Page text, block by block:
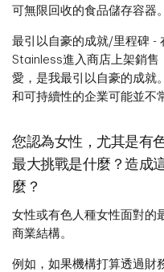
可無限回收的食品儲存容器。
最引以自豪的成就/里程碑 -
Stainless進入商店上架銷售
愛，是我最引以自豪的成就
和可持續性的企業可能並不
您認為女性，尤其是有
最大挑戰是什麼？造成
麼？
女性或有色人種女性面對的
商業結構。
例如，如果機構打算透過財